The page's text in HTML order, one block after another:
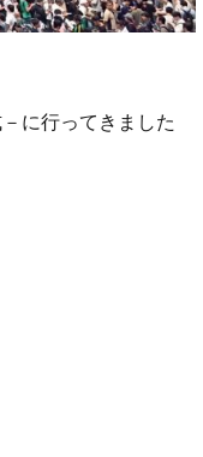
に行ってきました